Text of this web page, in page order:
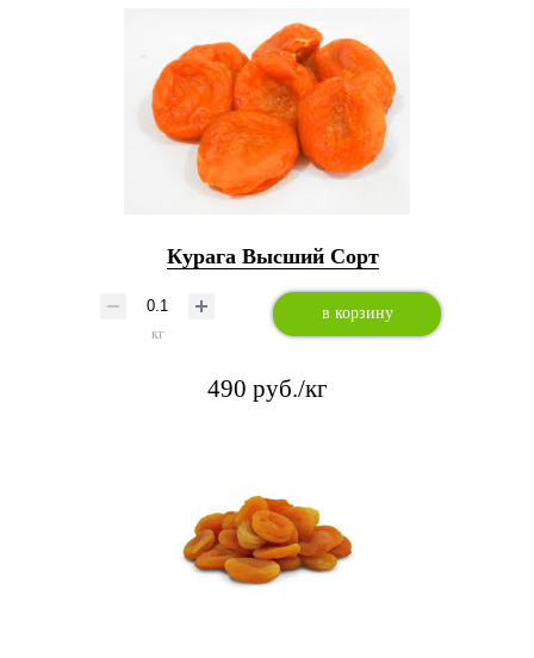
Курага Высший Сорт
кг
в корзину
490 руб./кг